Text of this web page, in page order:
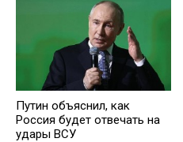
Путин объяснил, как
Россия будет отвечать на
удары ВСУ